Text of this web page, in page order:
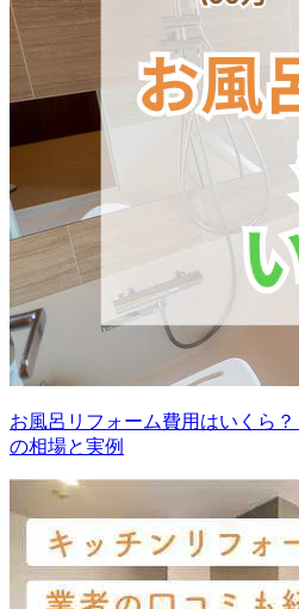
お風呂リフォーム費用はいくら？
の相場と実例